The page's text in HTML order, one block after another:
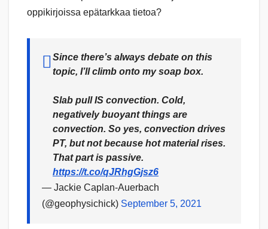
oppikirjoissa epätarkkaa tietoa?
Since there’s always debate on this
topic, I’ll climb onto my soap box.
Slab pull IS convection. Cold,
negatively buoyant things are
convection. So yes, convection drives
PT, but not because hot material rises.
That part is passive.
https://t.co/qJRhgGjsz6
— Jackie Caplan-Auerbach
(@geophysichick) September 5, 2021